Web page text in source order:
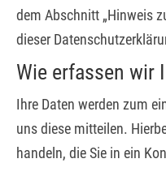
dem Abschnitt „Hinweis
dieser
Wie erfassen wir
Ihre Daten werden zum
uns diese mitteilen.
handeln, die Sie in ein